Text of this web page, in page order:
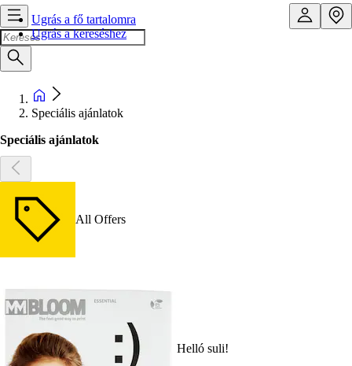
Ugrás a fő tartalomra
Ugrás a kereséshez
Speciális ajánlatok
Speciális ajánlatok
All Offers
Helló suli!